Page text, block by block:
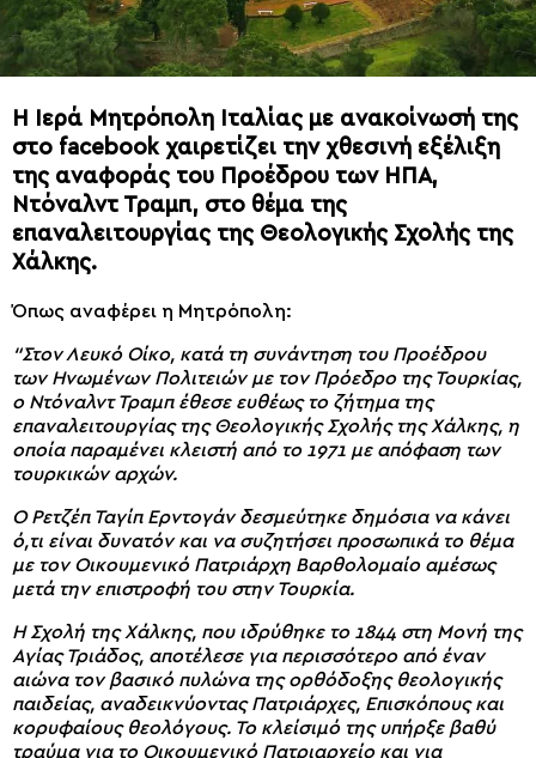
Η Ιερά Μητρόπολη Ιταλίας με ανακοίνωσή της
στο facebook χαιρετίζει την χθεσινή εξέλιξη
της αναφοράς του Προέδρου των ΗΠΑ,
Ντόναλντ Τραμπ, στο θέμα της
επαναλειτουργίας της Θεολογικής Σχολής της
Χάλκης.
Όπως αναφέρει η Μητρόπολη:
“Στον Λευκό Οίκο, κατά τη συνάντηση του Προέδρου
των Ηνωμένων Πολιτειών με τον Πρόεδρο της Τουρκίας,
ο Ντόναλντ Τραμπ έθεσε ευθέως το ζήτημα της
επαναλειτουργίας της Θεολογικής Σχολής της Χάλκης, η
οποία παραμένει κλειστή από το 1971 με απόφαση των
τουρκικών αρχών.
Ο Ρετζέπ Ταγίπ Ερντογάν δεσμεύτηκε δημόσια να κάνει
ό,τι είναι δυνατόν και να συζητήσει προσωπικά το θέμα
με τον Οικουμενικό Πατριάρχη Βαρθολομαίο αμέσως
μετά την επιστροφή του στην Τουρκία.
Η Σχολή της Χάλκης, που ιδρύθηκε το 1844 στη Μονή της
Αγίας Τριάδος, αποτέλεσε για περισσότερο από έναν
αιώνα τον βασικό πυλώνα της ορθόδοξης θεολογικής
παιδείας, αναδεικνύοντας Πατριάρχες, Επισκόπους και
κορυφαίους θεολόγους. Το κλείσιμό της υπήρξε βαθύ
τραύμα για το Οικουμενικό Πατριαρχείο και για